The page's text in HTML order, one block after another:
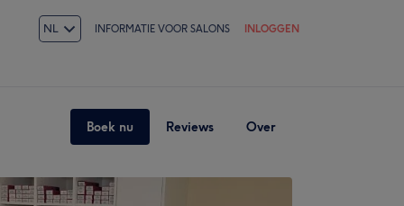
NL INFORMATIE VOOR SALONS INLOGGEN
Boek nu Reviews Over